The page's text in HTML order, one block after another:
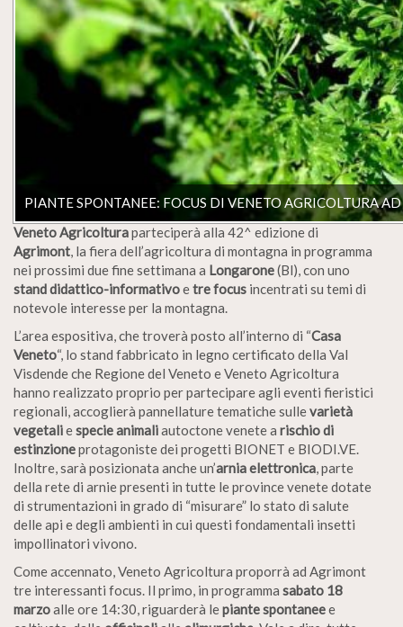
PIANTE SPONTANEE: FOCUS DI VENETO AGRICOLTURA
Veneto Agricolturaparteciperà alla 42^ edizione di
Agrimont , la fiera dell’agricoltura di montagna in programma
nei prossimi due fine settimana a Longarone(Bl), con uno
stand didattico-informativoetre focus incentrati su temi di
notevole interesse per la montagna.
L’area espositiva, che troverà posto all’interno di “Casa
Veneto“, lo stand fabbricato in legno certificato della Val
Visdende che Regione del Veneto e Veneto Agricoltura
hanno realizzato proprio per partecipare agli eventi fieristici
regionali, accoglierà pannellature tematiche sullevarietà
vegetaliespecie animaliautoctone venete a rischio di
estinzioneprotagoniste dei progetti BIONET e BIODI.VE.
Inoltre, sarà posizionata anche un’arnia elettronica , parte
della rete di arnie presenti in tutte le province venete dotate
di strumentazioni in grado di “misurare” lo stato di salute
delle api e degli ambienti in cui questi fondamentali insetti
impollinatori vivono.
Come accennato, Veneto Agricoltura proporrà ad Agrimont
tre interessanti focus. Il primo, in programma sabato 18
marzoalle ore 14:30, riguarderà lepiante spontaneee